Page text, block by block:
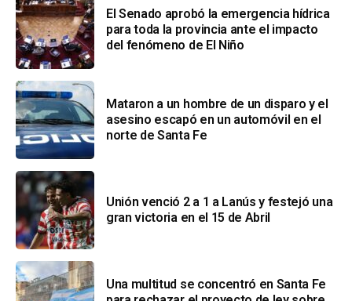
El Senado aprobó la emergencia hídrica
para toda la provincia ante el impacto
del fenómeno de El Niño
Mataron a un hombre de un disparo y el
asesino escapó en un automóvil en el
norte de Santa Fe
Unión venció 2 a 1 a Lanús y festejó una
gran victoria en el 15 de Abril
Una multitud se concentró en Santa Fe